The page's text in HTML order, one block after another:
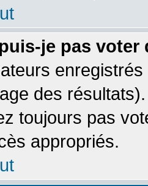
je pas voter
des
toujours pas
appropriés.